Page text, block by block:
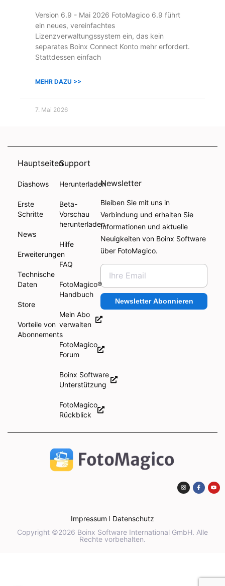
Version 6.9 - Mai 2026 FotoMagico 6.9 führt
ein neues, vereinfachtes
Lizenzverwaltungssystem ein, das kein
separates Boinx Connect Konto mehr erfordert.
Stattdessen einfach
MEHR DAZU >>
7. Mai 2026
Hauptseiten
Diashows
Erste
Schritte
News
Erweiterungen
Technische
Daten
Store
Vorteile von
Abonnements
Support
Herunterladen
Beta-
Vorschau
herunterladen
Hilfe
FAQ
FotoMagico®
Handbuch
Mein Abo
verwalten
FotoMagico
Forum
Boinx Software
Unterstützung
FotoMagico
Rückblick
Newsletter
Bleiben Sie mit uns in
Verbindung und erhalten Sie
Informationen und aktuelle
Neuigkeiten von Boinx Software
über FotoMagico.
Newsletter Abonnieren
Impressum
Datenschutz
Copyright ©2026 Boinx Software International GmbH. Alle
Rechte vorbehalten.